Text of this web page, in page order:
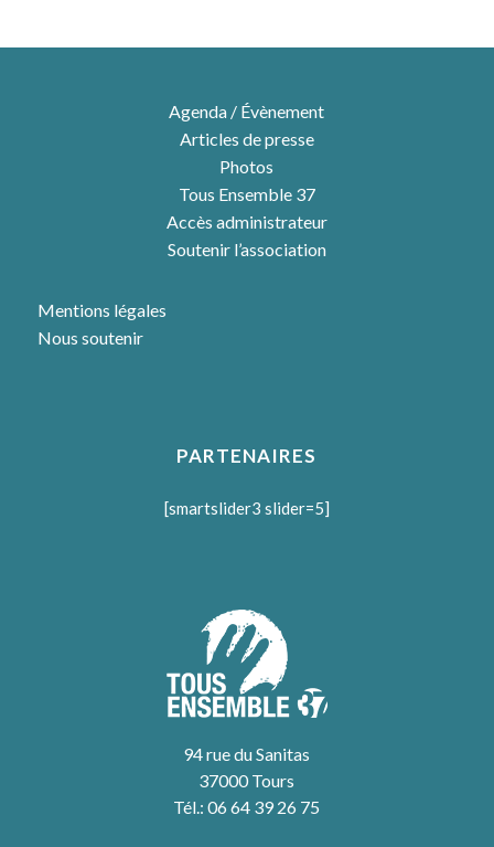
Agenda / Évènement
Articles de presse
Photos
Tous Ensemble 37
Accès administrateur
Soutenir l’association
Mentions légales
Nous soutenir
PARTENAIRES
[smartslider3 slider=5]
94 rue du Sanitas
37000 Tours
Tél.: 06 64 39 26 75